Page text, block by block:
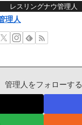
レスリングナウ管理人
理人
管理人をフォローする